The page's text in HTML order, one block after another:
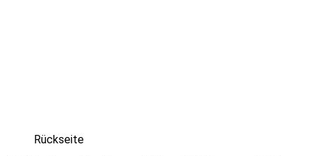
Rückseite